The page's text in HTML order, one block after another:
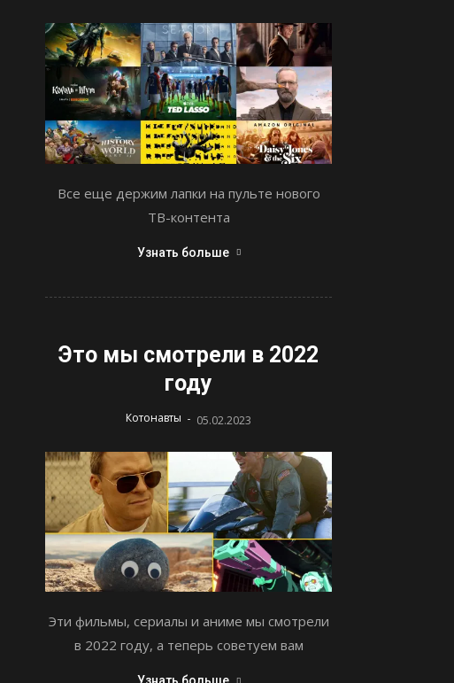
Все еще держим лапки на пульте нового
ТВ-контента
Узнать больше
Это мы смотрели в 2022
году
Котонавты - 05.02.2023
Эти фильмы, сериалы и аниме мы смотрели
в 2022 году, а теперь советуем вам